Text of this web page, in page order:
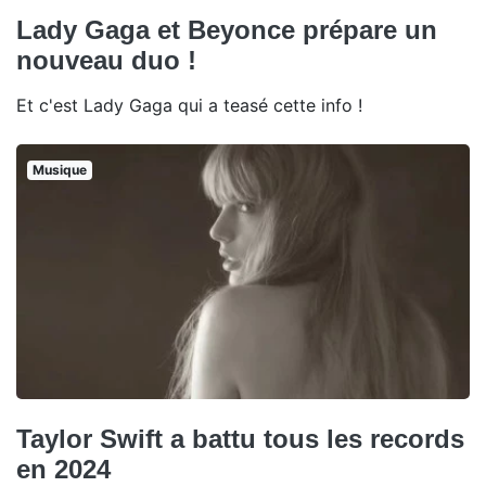
Lady Gaga et Beyonce prépare un
nouveau duo !
Et c'est Lady Gaga qui a teasé cette info !
Musique
Taylor Swift a battu tous les records
en 2024